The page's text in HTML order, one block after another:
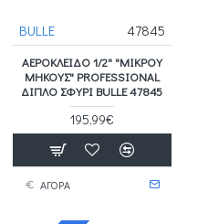
BULLE 47845
ΑΕΡΌΚΛΕΙΔΟ 1/2" "ΜΙΚΡΟΎ
ΜΉΚΟΥΣ" PROFESSIONAL
ΔΙΠΛΌ ΣΦΥΡΊ BULLE 47845
195,99€
ΑΓΟΡΑ